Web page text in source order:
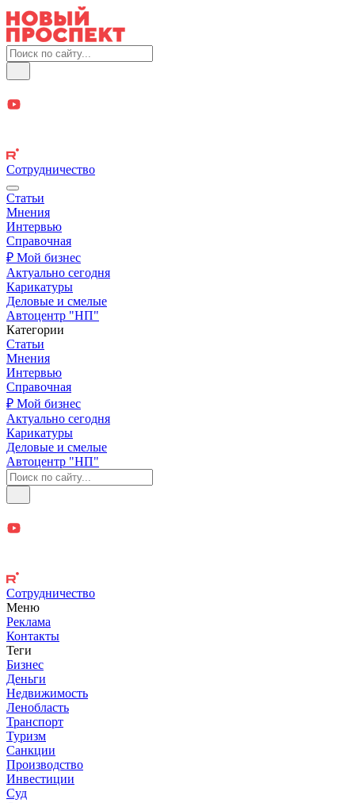
Сотрудничество
Статьи
Мнения
Интервью
Справочная
₽ Мой бизнес
Актуально сегодня
Карикатуры
Деловые и смелые
Автоцентр "НП"
Категории
Статьи
Мнения
Интервью
Справочная
₽ Мой бизнес
Актуально сегодня
Карикатуры
Деловые и смелые
Автоцентр "НП"
Сотрудничество
Меню
Реклама
Контакты
Теги
Бизнес
Деньги
Недвижимость
Ленобласть
Транспорт
Туризм
Санкции
Производство
Инвестиции
Суд